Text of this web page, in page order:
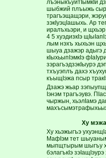
лъэныкъуитIымкIи
шыбжий плъыжь сыр
трагъэщащэри,
зэкIуэцIашыхь. Ар
иралъхьэри, и
4 5 хуэдизкIэ
лым нэхъ хыхьэн
шыуа дзажэр адыгэ
кIыхьыпIэмкIэ
зэрагъэдзэкIыурэ
тхъуэплъ дахэ
къыщIэжа псыр
Дзажэ жьар
Iэнэм трагъэувэ.
чыржын, хьэлIамэ
Ху
Ху хьэжыгъэ
МафIэм тет
мыпщтырым шыгъу
бэлагъкIэ